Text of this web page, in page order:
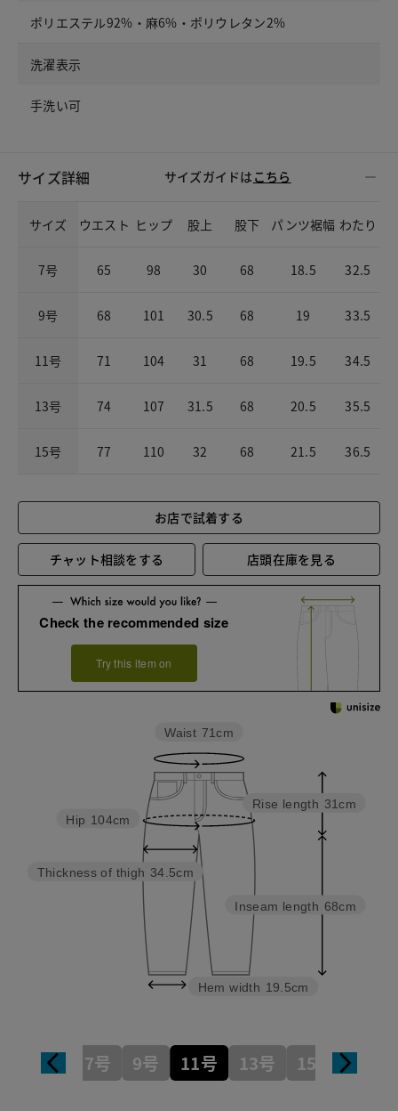
ポリエステル92%・麻6%・ポリウレタン2%
洗濯表示
手洗い可
サイズ詳細 サイズガイドは こちら
サイズ ウエスト ヒップ 股上 股下 パンツ裾幅 わたり
7号 65 98 30 68 18.5 32.5
9号 68 101 30.5 68 19 33.5
11号 71 104 31 68 19.5 34.5
13号 74 107 31.5 68 20.5 35.5
15号 77 110 32 68 21.5 36.5
お店で試着する
チャット相談をする 店頭在庫を見る
Check the recommended size
Try this item on
Inseam length 68cm
Rise length 31cm
Hem width 19.5cm
Thickness of thigh 34.5cm
Hip 104cm
Waist 71cm
7号 9号 11号 13号 15号